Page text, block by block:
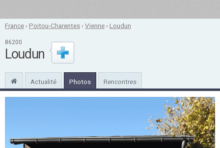
France ›Poitou-Charentes ›Vienne ›Loudun
86200
Loudun
Actualité Photos Rencontres